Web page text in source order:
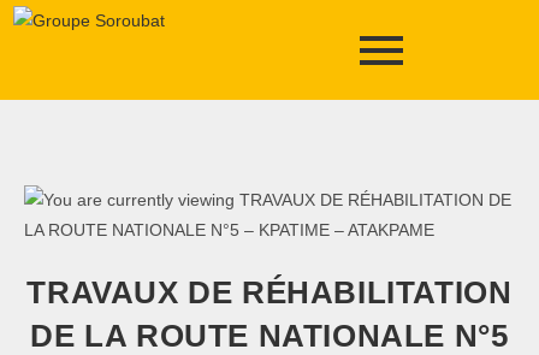
TRAVAUX DE RÉHABILITATION
DE LA ROUTE NATIONALE N°5